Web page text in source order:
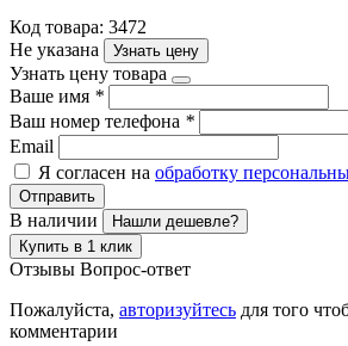
Код товара: 3472
Не указана
Узнать цену
Узнать цену товара
Ваше имя *
Ваш номер телефона *
Email
Я согласен на обработку
Отправить
В наличии
Нашли дешевле?
Купить в 1 клик
Отзывы Вопрос-ответ
Пожалуйста, авторизуйтесь для того
комментарии